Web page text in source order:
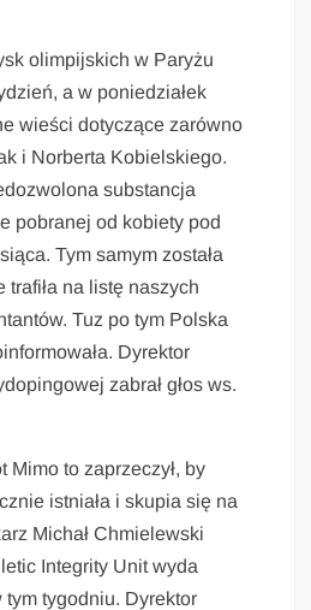
olimpijskich w Paryżu
a w poniedziałek
wieści dotyczące zarówno
i Norberta Kobielskiego.
substancja
pobranej od kobiety pod
Tym samym została
na listę naszych
Tuz po tym Polska
Dyrektor
zabrał głos ws.
Mimo to zaprzeczył, by
istniała i skupia się na
Michał Chmielewski
Integrity Unit wyda
tygodniu. Dyrektor